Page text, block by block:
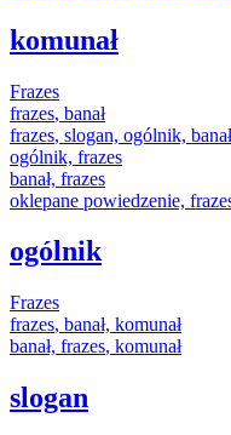
komunał
Frazes
frazes, banał
frazes, slogan, ogólnik, banał
ogólnik, frazes
banał, frazes
oklepane powiedzenie,
ogólnik
Frazes
frazes, banał, komunał
banał, frazes, komunał
slogan